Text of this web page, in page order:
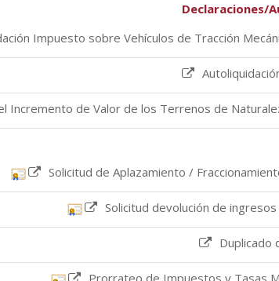
Declaraciones/
Impuesto sobre Vehículos de Tracción
Incremento de Valor de los Terrenos de
Solicitud de Aplazamiento /
Solicitud devolución de
Duplicado
Prorrateo de Impuestos y Tasas